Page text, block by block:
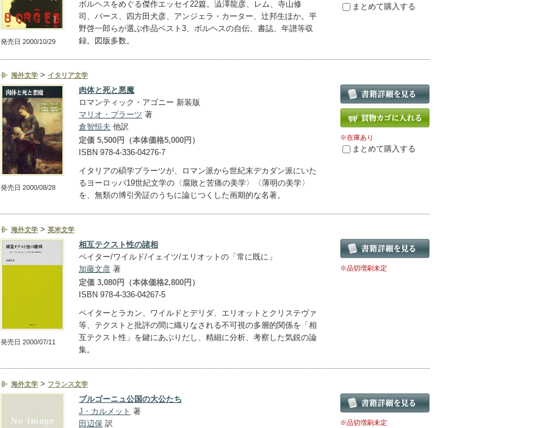
発売日 2000/10/29
ボルヘスをめぐる傑作エッセイ22篇。澁澤龍彦、レム、寺山修
司、バース、四方田犬彦、アンジェラ・カーター、辻邦生ほか。平
野啓一郎らが選ぶ作品ベスト3、ボルヘスの自伝、書誌、年譜等収
録。図版多数。
まとめて購入する
海外文学 > イタリア文学
発売日 2000/08/28
肉体と死と悪魔
ロマンティック・アゴニー 新装版
マリオ・プラーツ 著
倉智恒夫 他訳
定価 5,500円（本体価格5,000円）
ISBN 978-4-336-04276-7
イタリアの碩学プラーツが、ロマン派から世紀末デカダン派にいた
るヨーロッパ19世紀文学の〈腐敗と苦痛の美学〉〈薄明の美学〉
を、無類の博引旁証のうちに論じつくした画期的な名著。
※在庫あり
まとめて購入する
海外文学 > 英米文学
発売日 2000/07/11
相互テクスト性の諸相
ペイター/ワイルド/イェイツ/エリオットの「常に既に」
加藤文彦 著
定価 3,080円（本体価格2,800円）
ISBN 978-4-336-04267-5
ペイターとラカン、ワイルドとデリダ、エリオットとクリステヴァ
等、テクストと批評の間に織りなされる不可視の多層的関係を「相
互テクスト性」を鍵にあぶりだし、精細に分析、考察した気鋭の論
集。
※品切増刷未定
海外文学 > フランス文学
ブルゴーニュ公国の大公たち
J・カルメット 著
田辺保 訳
※品切増刷未定